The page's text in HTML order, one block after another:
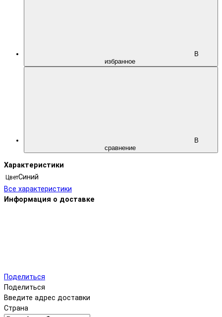
В
избранное
В
сравнение
Характеристики
ЦветСиний
Все характеристики
Информация о доставке
Поделиться
Поделиться
Введите адрес доставки
Страна